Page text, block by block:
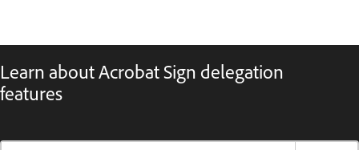
Learn about Acrobat Sign delegation
features